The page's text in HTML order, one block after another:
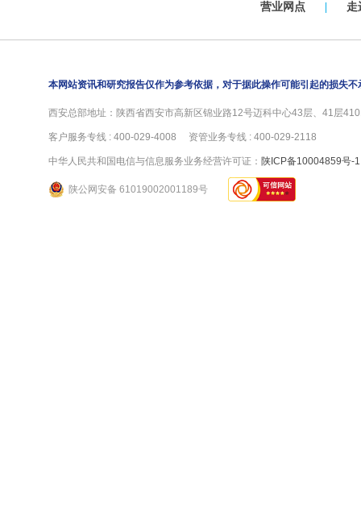
营业网点 走
本网站资讯和研究报告仅作为参考依据，对于据此操作可能引起的损失
西安总部地址：陕西省西安市高新区锦业路12号迈科中心43层、41层
客户服务专线 : 400-029-4008 资管业务专线 : 400-029-2118
中华人民共和国电信与信息服务业务经营许可证： 陕ICP备10004859号-1
陕公网安备 61019002001189号